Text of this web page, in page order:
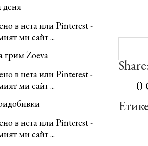
0
деня
в нета или Pinterest -
ми сайт ...
грим Zoeva
в нета или Pinterest -
ми сайт ...
в нета или Pinterest -
ми сайт ...